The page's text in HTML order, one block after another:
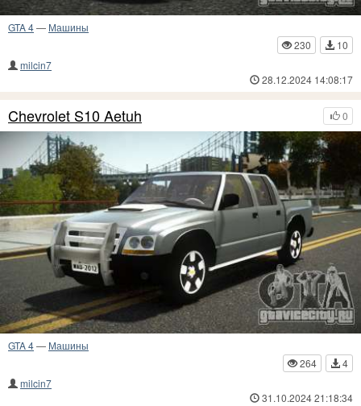
GTA 4— Машины
230
10
milcin7
28.12.2024 14:08:17
0
Chevrolet S10 Aetuh
GTA 4— Машины
264
4
milcin7
31.10.2024 21:18:34